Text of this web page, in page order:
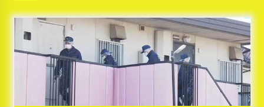
5 bulan ago
PNM Hadir dalam Setiap Langkah Dikha, Penari
Aura Farming yang Viral Ternyata Anak
Nasabah PNM Mekaar
1 tahun ago
Duh Kacau Banget, Karena Kecewa Tak Dapat
Fasilitas yang Sesuai, Para Peserta Retret